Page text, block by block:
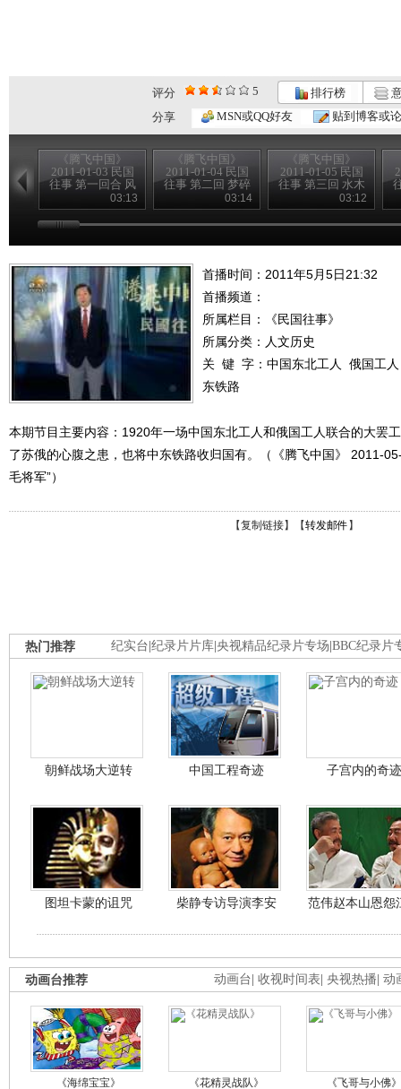
评分 5 排行榜
分享
MSN或QQ好友 贴到博客或
《腾飞中国》
2011-01-03 民国
往事 第一回合 风
雨飘摇季03:13
《腾飞中国》
2011-01-04 民国
往事 第二回 梦碎
03:14
《腾飞中国》
2011-01-05 民国
往事 第三回 水木
03:12
首播时间：2011年5月5日21:32
首播频道：
所属栏目：
《民国往事》
所属分类：人文历史
关 键 字： 中国东北工人
俄国工人
东铁路
本期节目主要内容：1920年一场中国东北工人和俄国工人联合的大罢
了苏俄的心腹之患，也将中东铁路收归国有。（《腾飞中国》 2011-
毛将军”）
【复制链接】【转发邮件 】
纪实台 纪录片片库 央视精品纪录片专场 BBC纪录片
热门推荐
朝鲜战场大逆转 中国工程奇迹 子宫内的奇迹
图坦卡蒙的诅咒 柴静专访导演李安 范伟赵本山恩怨
动画台 收视时间表 央视热播 动
动画台推荐
《海绵宝宝》 《花精灵战队》 《飞哥与小佛》